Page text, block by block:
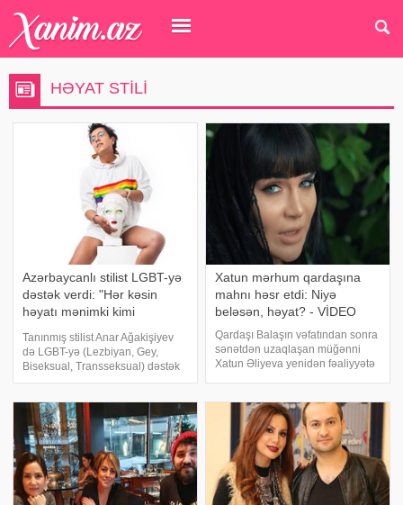
HƏYAT STILI
Azərbaycanlı stilist LGBT-yə
dəstək verdi: "Hər kəsin
həyatı mənimki kimi
Tanınmış stilist Anar Ağakişiyev
də LGBT-yə (Lezbiyan, Gey,
Biseksual, Transseksual) dəstək
verən məşhurların sırasına
üzərində LGBT bayrağının
rənglərini əks etdirən köynəkdə
olan şəklin
Xatun mərhum qardaşına
mahnı həsr etdi: Niyə
beləsən, həyat? - VİDEO
Qardaşı Balaşın vəfatından sonra
sənətdən uzaqlaşan müğənni
Xatun Əliyeva yenidən fəaliyyətə
dünyasını dəyişən qardaşı,
tanınmış stilist Balaşa həsr edib.
Mahnını